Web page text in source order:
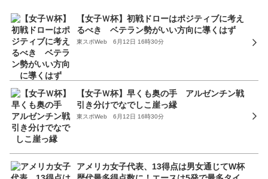
【女子Ｗ杯】初戦ドローはポジティブに考え
るべき ベテラン勢がいい方向に導くはず
東スポWeb 6月12日 16時30分
【女子Ｗ杯】早くも奥の手 アルゼンチン戦
引き分けでなでしこ崖っ縁
東スポWeb 6月12日 16時30分
アメリカ女子代表、13得点は男女通じてW杯